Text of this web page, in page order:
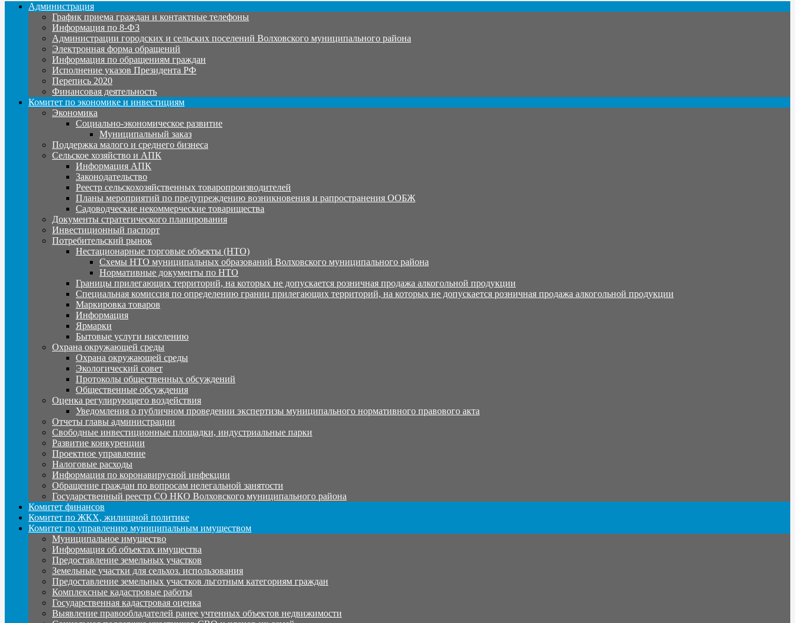
Администрация
График приема граждан и контактные телефоны
Информация по 8-ФЗ
Администрации городских и сельских поселений Волховского муниципального района
Электронная форма обращений
Информация по обращениям граждан
Исполнение указов Президента РФ
Перепись 2020
Финансовая деятельность
Комитет по экономике и инвестициям
Экономика
Социально-экономическое развитие
Муниципальный заказ
Поддержка малого и среднего бизнеса
Сельское хозяйство и АПК
Информация АПК
Законодательство
Реестр сельскохозяйственных товаропроизводителей
Планы мероприятий по предупреждению возникновения и рапространения ООБЖ
Садоводческие некоммерческие товарищества
Документы стратегического планирования
Инвестиционный паспорт
Потребительский рынок
Нестационарные торговые объекты (НТО)
Схемы НТО муниципальных образований Волховского муниципального района
Нормативные документы по НТО
Границы прилегающих территорий, на которых не допускается розничная продажа алкогольной продукции
Специальная комиссия по определению границ прилегающих территорий, на которых не допускается розничная продажа алкогольной продукции
Маркировка товаров
Информация
Ярмарки
Бытовые услуги населению
Охрана окружающей среды
Охрана окружающей среды
Экологический совет
Протоколы общественных обсуждений
Общественные обсуждения
Оценка регулирующего воздействия
Уведомления о публичном проведении экспертизы муниципального нормативного правового акта
Отчеты главы администрации
Свободные инвестиционные площадки, индустриальные парки
Развитие конкуренции
Проектное управление
Налоговые расходы
Информация по коронавирусной инфекции
Обращение граждан по вопросам нелегальной занятости
Государственный реестр СО НКО Волховского муниципального района
Комитет финансов
Комитет по ЖКХ, жилищной политике
Комитет по управлению муниципальным имуществом
Муниципальное имущество
Информация об объектах имущества
Предоставление земельных участков
Земельные участки для сельхоз. использования
Предоставление земельных участков льготным категориям граждан
Комплексные кадастровые работы
Государственная кадастровая оценка
Выявление правообладателей ранее учтенных объектов недвижимости